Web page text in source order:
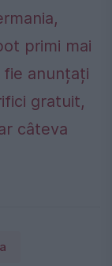
primi mai
fie anunțați
gratuit,
câteva